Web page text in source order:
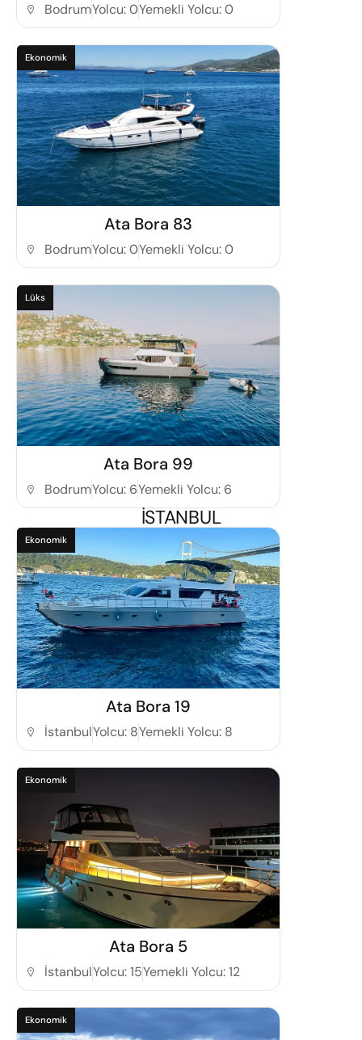
BodrumYolcu: 0Yemekli Yolcu: 0
Detaylı İncele
Ekonomik
Ata Bora 83
BodrumYolcu: 0Yemekli Yolcu: 0
Detaylı İncele
Lüks
Ata Bora 99
BodrumYolcu: 6Yemekli Yolcu: 6
İSTANBUL
Detaylı İncele
Ekonomik
Ata Bora 19
İstanbulYolcu: 8Yemekli Yolcu: 8
Detaylı İncele
Ekonomik
Ata Bora 5
İstanbulYolcu: 15Yemekli Yolcu: 12
Ekonomik